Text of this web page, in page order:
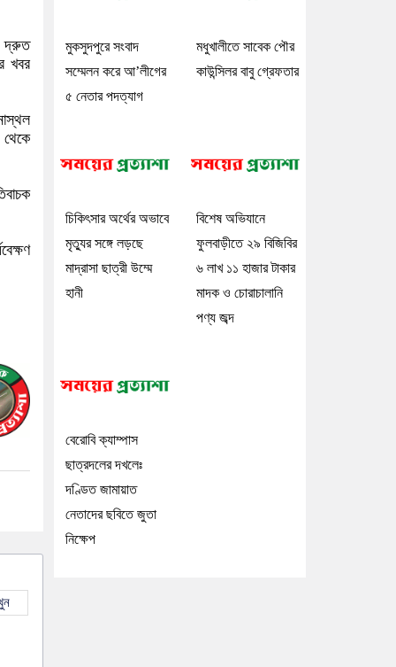
দ্রুত
খবর
মুকসুদপুরে সংবাদ
সম্মেলন করে আ’লীগের
৫ নেতার পদত্যাগ
মধুখালীতে সাবেক পৌর
কাউন্সিলর বাবু গ্রেফতার
চিকিৎসার অর্থের অভাবে
মৃত্যুর সঙ্গে লড়ছে
মাদ্রাসা ছাত্রী উম্মে
হানী
বিশেষ অভিযানে
ফুলবাড়ীতে ২৯ বিজিবির
৬ লাখ ১১ হাজার টাকার
মাদক ও চোরাচালানি
পণ্য জব্দ
বেরোবি ক্যাম্পাস
ছাত্রদলের দখলেঃ
দণ্ডিত জামায়াত
নেতাদের ছবিতে জুতা
নিক্ষেপ